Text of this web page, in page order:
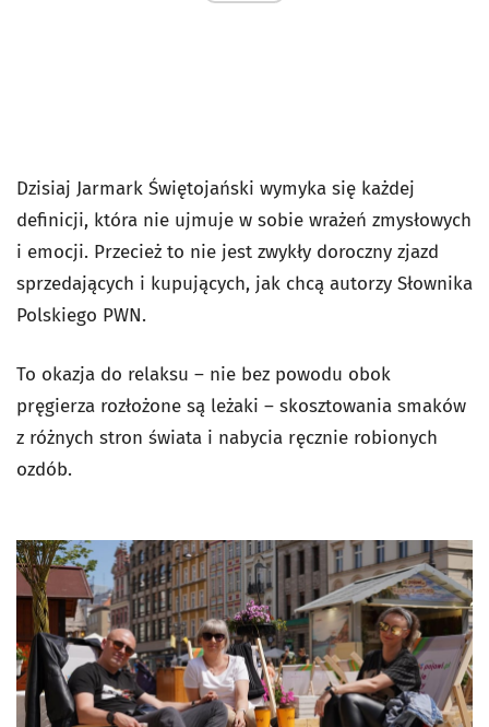
Dzisiaj Jarmark Świętojański wymyka się każdej
definicji, która nie ujmuje w sobie wrażeń zmysłowych
i emocji. Przecież to nie jest zwykły doroczny zjazd
sprzedających i kupujących, jak chcą autorzy Słownika
Polskiego PWN.
To okazja do relaksu – nie bez powodu obok
pręgierza rozłożone są leżaki – skosztowania smaków
z różnych stron świata i nabycia ręcznie robionych
ozdób.